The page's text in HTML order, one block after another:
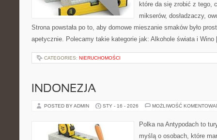
które da się zrobić z tego,
mikserów, dosładzaczy,
Strona powstała po to, aby domowe mieszanie smaków było
apetycznie. Polecamy takie kategorie jak: Alkohole świata i
CATEGORIES: NIERUCHOMOŚCI
INDONEZJA
POSTED BY ADMIN STY - 16 - 2026 MOŻLIWOŚĆ
Polka na Antypodach to
myślą o osobach, które